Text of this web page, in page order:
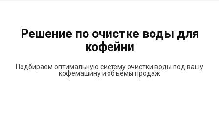
Решение по очистке воды для
кофейни
Подбираем оптимальную систему очистки воды под вашу
кофемашину и объёмы продаж